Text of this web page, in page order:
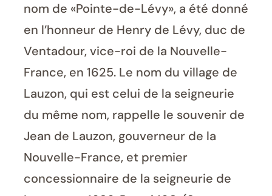
nom de «Pointe-de-Lévy», a été donné
en l’honneur de Henry de Lévy, duc de
Ventadour, vice-roi de la Nouvelle-
France, en 1625. Le nom du village de
Lauzon, qui est celui de la seigneurie
du même nom, rappelle le souvenir de
Jean de Lauzon, gouverneur de la
Nouvelle-France, et premier
concessionnaire de la seigneurie de